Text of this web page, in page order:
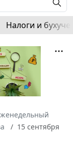
Налоги и
15 сентября